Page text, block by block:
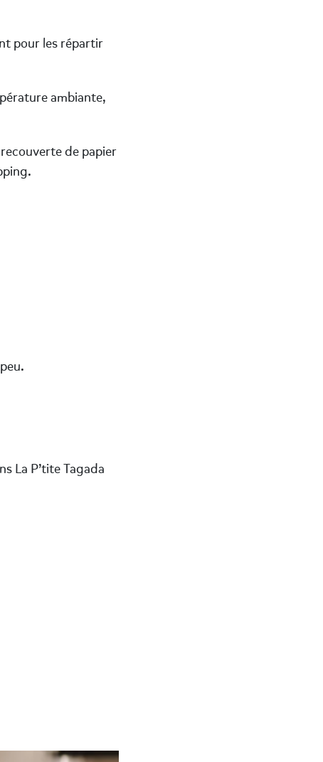
pour les répartir
ambiante,
de papier
La P’tite Tagada